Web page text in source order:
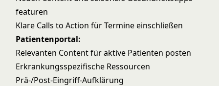
featuren
Klare Calls to Action für Termine einschließen
Patientenportal:
Relevanten Content für aktive Patienten posten
Erkrankungsspezifische Ressourcen
Prä-/Post-Eingriff-Aufklärung